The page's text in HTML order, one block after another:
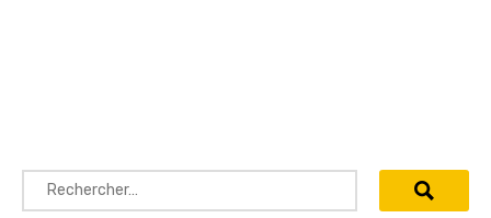
Rechercher :